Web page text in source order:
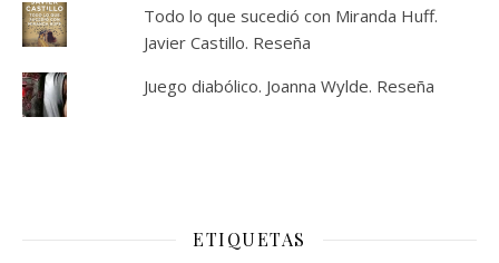
Todo lo que sucedió con Miranda Huff.
Javier Castillo. Reseña
Juego diabólico. Joanna Wylde. Reseña
ETIQUETAS